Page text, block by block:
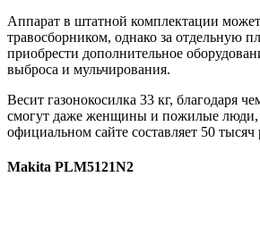
Аппарат в штатной комплектации
травосборником, однако за отдельную
приобрести дополнительное
выброса и мульчирования.
Весит газонокосилка 33 кг, благодаря
смогут даже женщины и пожилые люди,
официальном сайте составляет 50 тысяч
Makita PLM5121N2